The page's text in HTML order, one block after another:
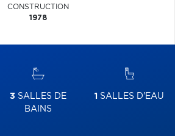
CONSTRUCTION
1978
3 SALLES DE
BAINS
1 SALLES D'EAU